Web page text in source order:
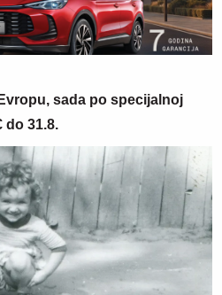
sada po specijalnoj
do 31.8.